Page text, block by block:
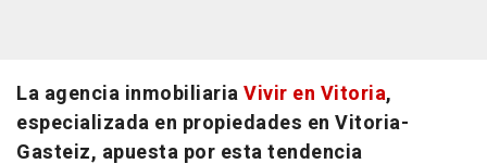
La agencia inmobiliariaVivir en Vitoria,
especializada en propiedades en Vitoria-
Gasteiz, apuesta por esta tendencia